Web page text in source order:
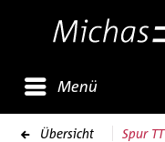
Menü
Übersicht Spur TT